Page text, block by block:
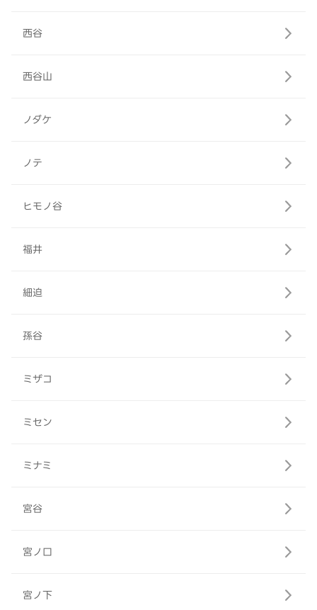
西谷
西谷山
ノダケ
ノテ
ヒモノ谷
福井
細迫
孫谷
ミザコ
ミセン
ミナミ
宮谷
宮ノ口
宮ノ下